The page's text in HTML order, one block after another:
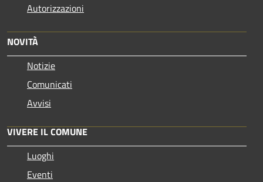
Autorizzazioni
NOVITÀ
Notizie
Comunicati
Avvisi
VIVERE IL COMUNE
Luoghi
Eventi